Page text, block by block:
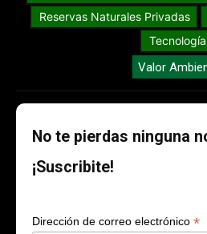
Reservas Naturales Privadas
Valor
No te pierdas ninguna
¡Suscribite!
Dirección de correo electrónico *